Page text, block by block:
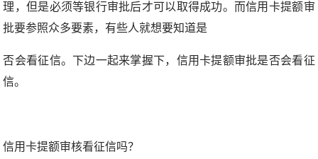
理，但是必须等银行审批后才可以取得成功。而信用卡提额审
批要参照众多要素，有些人就想要知道是
否会看征信。下边一起来掌握下，信用卡提额审批是否会看征
信。
信用卡提额审核看征信吗？